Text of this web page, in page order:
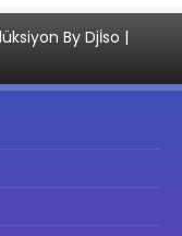
By Djİso |